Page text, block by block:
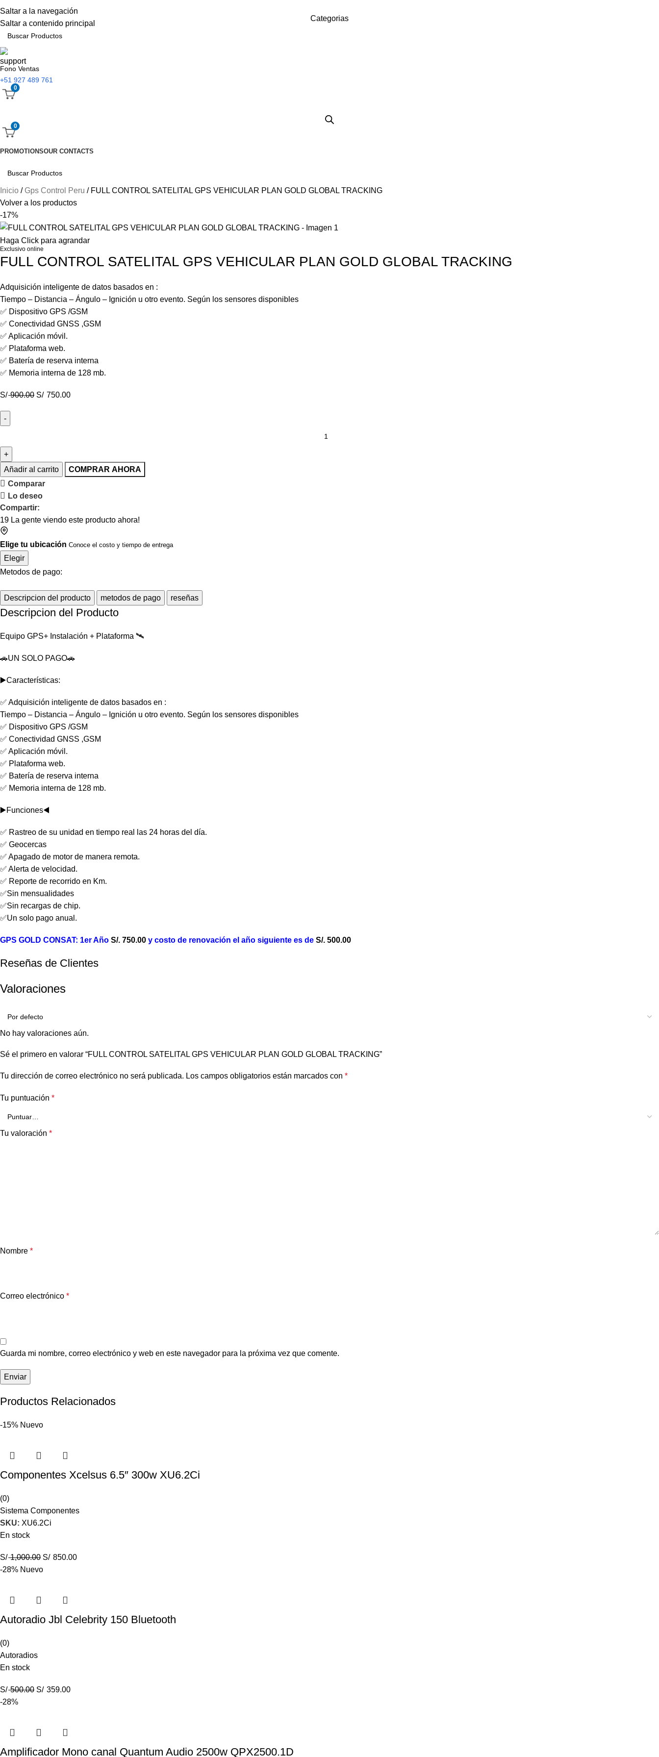
Saltar a la navegación
Saltar a contenido principal
Categorias
Fono Ventas
+51 927 489 761
0
0
PROMOTIONSOUR CONTACTS
Inicio Gps Control Peru
FULL CONTROL SATELITAL GPS VEHICULAR PLAN GOLD GLOBAL TRACKING
Volver a los productos
-17%
Haga Click para agrandar
Exclusivo online
FULL CONTROL SATELITAL GPS VEHICULAR PLAN GOLD GLOBAL TRACKING
Adquisición inteligente de datos basados en :
Tiempo – Distancia – Ángulo – Ignición u otro evento. Según los sensores disponibles
✅ Dispositivo GPS /GSM
✅ Conectividad GNSS ,GSM
✅ Aplicación móvil.
✅ Plataforma web.
✅ Batería de reserva interna
✅ Memoria interna de 128 mb.
S/900.00 S/ 750.00
Añadir al carrito
COMPRAR AHORA
Comparar
Lo deseo
Compartir:
19 La gente viendo este producto ahora!
Elige tu ubicación Conoce el costo y tiempo de entrega
Elegir
Metodos de pago:
Descripcion del producto metodos de pago reseñas
Descripcion del Producto
Equipo GPS+ Instalación + Plataforma 🛰️
🚗UN SOLO PAGO🚗
▶️Características:
✅ Adquisición inteligente de datos basados en :
Tiempo – Distancia – Ángulo – Ignición u otro evento. Según los sensores disponibles
✅ Dispositivo GPS /GSM
✅ Conectividad GNSS ,GSM
✅ Aplicación móvil.
✅ Plataforma web.
✅ Batería de reserva interna
✅ Memoria interna de 128 mb.
▶️Funciones◀️
✅ Rastreo de su unidad en tiempo real las 24 horas del día.
✅ Geocercas
✅ Apagado de motor de manera remota.
✅ Alerta de velocidad.
✅ Reporte de recorrido en Km.
✅Sin mensualidades
✅Sin recargas de chip.
✅Un solo pago anual.
GPS GOLD CONSAT: 1er Año S/. 750.00 y costo de renovación el año siguiente es de S/. 500.00
Reseñas de Clientes
Valoraciones
No hay valoraciones aún.
Sé el primero en valorar “FULL CONTROL SATELITAL GPS VEHICULAR PLAN GOLD GLOBAL TRACKING”
Tu dirección de correo electrónico no será publicada. Los campos obligatorios están marcados con *
Tu puntuación *
Tu valoración *
Nombre *
Correo electrónico *
Guarda mi nombre, correo electrónico y web en este navegador para la próxima vez que comente.
Productos Relacionados
-15% Nuevo
Componentes Xcelsus 6.5″ 300w XU6.2Ci
(0)
Sistema Componentes
SKU: XU6.2Ci
En stock
S/1,000.00 S/ 850.00
-28% Nuevo
Autoradio Jbl Celebrity 150 Bluetooth
(0)
Autoradios
En stock
S/500.00 S/ 359.00
-28%
Amplificador Mono canal Quantum Audio 2500w QPX2500.1D